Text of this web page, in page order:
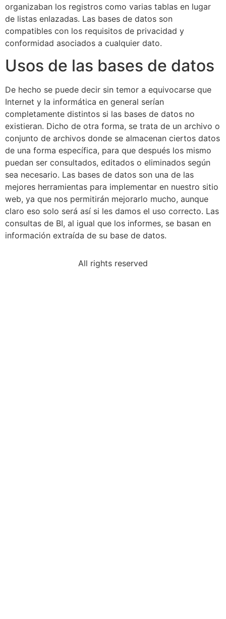
organizaban los registros como varias tablas en lugar
de listas enlazadas. Las bases de datos son
compatibles con los requisitos de privacidad y
conformidad asociados a cualquier dato.
Usos de las bases de datos
De hecho se puede decir sin temor a equivocarse que
Internet y la informática en general serían
completamente distintos si las bases de datos no
existieran. Dicho de otra forma, se trata de un archivo o
conjunto de archivos donde se almacenan ciertos datos
de una forma específica, para que después los mismo
puedan ser consultados, editados o eliminados según
sea necesario. Las bases de datos son una de las
mejores herramientas para implementar en nuestro sitio
web, ya que nos permitirán mejorarlo mucho, aunque
claro eso solo será así si les damos el uso correcto. Las
consultas de BI, al igual que los informes, se basan en
información extraída de su base de datos.
All rights reserved